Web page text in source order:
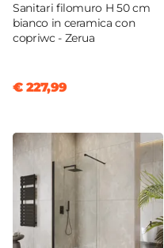
Rubinetteria
Non inclusa
Caratteristiche
Non incluso
Applique
Non inclusa
Sanitari filomuro H 50 cm
bianco in ceramica con
copriwc - Zerua
€ 227,99